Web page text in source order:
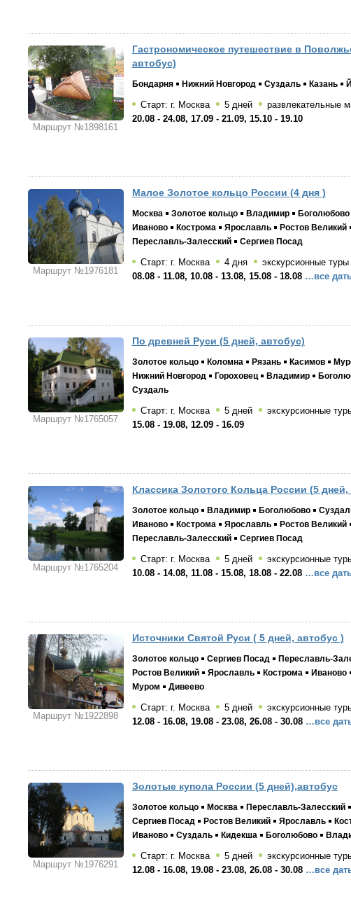
Маршрут №1898161
Гастрономическое путешествие в
автобус)
Бондарня Нижний Новгород Суздаль Казань
Старт: г. Москва 5 дней
развлекательные
20.08 - 24.08, 17.09 - 21.09, 15.10 - 19.10
Маршрут №1976181
Малое Золотое кольцо России (4 дня )
Москва Золотое кольцо Владимир Боголюбово
Иваново
Кострома Ярославль
Ростов Великий
Переславль-Залесский
Сергиев Посад
Старт: г. Москва 4 дня
экскурсионные туры
08.08 - 11.08, 10.08 - 13.08, 15.08 - 18.08 …все
Маршрут №1765057
По древней Руси (5 дней, автобус)
Золотое кольцо Коломна Рязань Касимов
Нижний Новгород
Гороховец Владимир
Суздаль
Старт: г. Москва 5 дней
экскурсионные
15.08 - 19.08, 12.09 - 16.09
Маршрут №1765204
Классика Золотого Кольца России (5 дней,
Золотое кольцо Владимир Боголюбово
Иваново
Кострома Ярославль
Ростов Великий
Переславль-Залесский
Сергиев Посад
Старт: г. Москва 5 дней
экскурсионные
10.08 - 14.08, 11.08 - 15.08, 18.08 - 22.08 …все
Маршрут №1922898
Источники Святой Руси ( 5 дней, автобус )
Золотое кольцо Сергиев Посад
Переславль-
Ростов Великий
Ярославль Кострома Иваново
Муром
Дивеево
Старт: г. Москва 5 дней
экскурсионные
12.08 - 16.08, 19.08 - 23.08, 26.08 - 30.08 …все
Маршрут №1976291
Золотые купола России (5 дней),автобус
Золотое кольцо Москва
Переславль-Залесский
Сергиев Посад
Ростов Великий Ярославль
Иваново
Суздаль Кидекша Боголюбово
Старт: г. Москва 5 дней
экскурсионные
12.08 - 16.08, 19.08 - 23.08, 26.08 - 30.08 …все